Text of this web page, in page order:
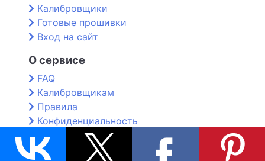
Калибровщики
Готовые прошивки
Вход на сайт
О сервисе
FAQ
Калибровщикам
Правила
Конфиденциальность
Контакты